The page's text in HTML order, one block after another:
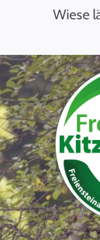
Wiese